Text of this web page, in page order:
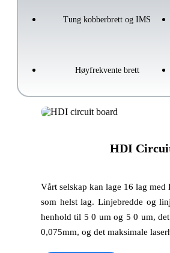
Tung kobberbrett og IMS
Høyfrekvente brett
HDI
Vårt selskap kan lage 16 lag
som helst lag. Linjebredde og
henhold til 5 0 um og 5 0 um,
0,075mm, og det maksimale